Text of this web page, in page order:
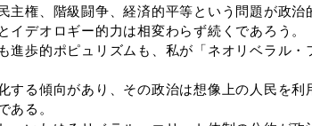
主権、階級闘争、経済的平等という問題が政
イデオロギー的力は相変わらず続くであろう。
歩的ポピュリズムも、私が「ネオリベラル
る傾向があり、その政治は想像上の人民を
ある。